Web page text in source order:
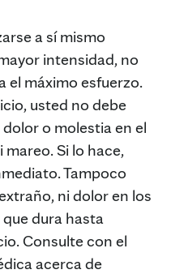
a sí mismo
intensidad, no
el máximo esfuerzo.
usted no debe
o molestia en el
Si lo hace,
Tampoco
ni dolor en los
dura hasta
Consulte con el
acerca de